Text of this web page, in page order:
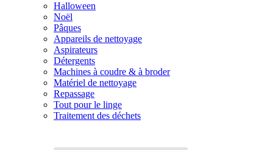
Halloween
Noël
Pâques
Appareils de nettoyage
Aspirateurs
Détergents
Machines à coudre & à broder
Matériel de nettoyage
Repassage
Tout pour le linge
Traitement des déchets